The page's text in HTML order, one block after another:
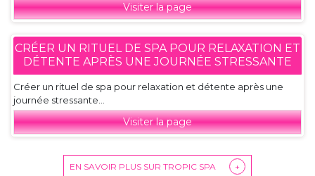
Visiter la page
CRÉER UN RITUEL DE SPA POUR RELAXATION ET
DÉTENTE APRÈS UNE JOURNÉE STRESSANTE
Créer un rituel de spa pour relaxation et détente après une
journée stressante...
Visiter la page
EN SAVOIR PLUS SUR TROPIC SPA +